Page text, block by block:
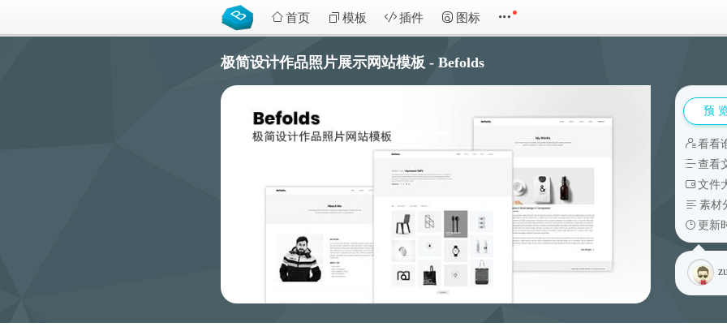
首页 模板 插件 图标
极简设计作品照片展示网站模板 - Befolds
预
看看
查看
文件
素材
更新